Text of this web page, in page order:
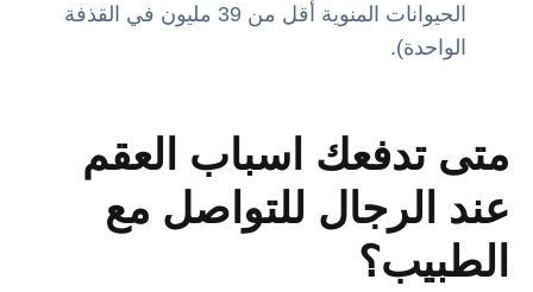
الحيوانات المنوية أقل من 39 مليون في القذفة
الواحدة).
متى تدفعك اسباب العقم
عند الرجال للتواصل مع
الطبيب؟